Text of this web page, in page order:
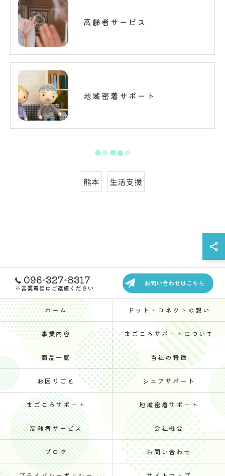
高齢者サービス
地域密着サポート
熊本 生活支援
096-327-8317
※営業電話はご遠慮ください
お問い合わせはこちら
ホーム ドット・コネクトの想い
事業内容 まごころサポートについて
商品一覧 当社の特徴
お困りごと シニアサポート
まごころサポート 地域密着サポート
高齢者サービス 会社概要
ブログ お問い合わせ